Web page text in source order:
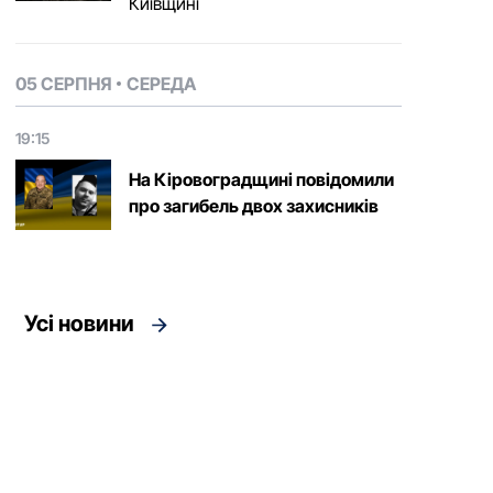
05 СЕРПНЯ СЕРЕДА
19:15
На Кіровоградщині повідомили
про загибель двох захисників
Усі новини